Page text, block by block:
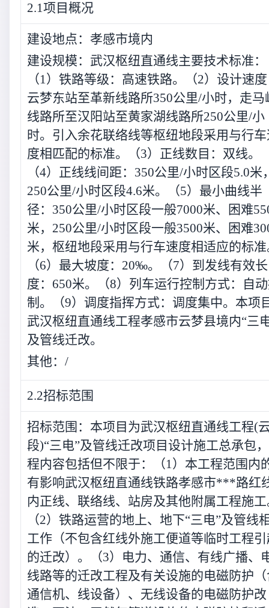
2.1项目概况
建设地点：孝感市境内
建设规模：武汉枢纽直通线主要技术标准：
（1）铁路等级：高速铁路。（2）设计速
云梦东站至革新线路所350公里/小时，走马
线路所至汉阳站至黄家湖线路所250公里/小
时。引入余花联络线等枢纽地段采用与行
度相匹配的标准。（3）正线数目：双线。
（4）正线线间距：350公里/小时区段5.0米
250公里/小时区段4.6米。（5）最小曲线半
径：350公里/小时区段一般7000米、困难
米，250公里/小时区段一般3500米、困难
米，枢纽地段采用与行车速度相适应的标
（6）最大坡度：20‰。（7）到发线有效长
度：650米。（8）列车运行控制方式：自
制。（9）调度指挥方式：调度集中。本项
武汉枢纽直通线工程孝感市云梦县境内“三
及管线迁改。
其他：/
2.2招标范围
招标范围：本项目为武汉枢纽直通线工程(
段)“三电”及管线迁改项目设计施工总承包
程内容包括但不限于：（1）本工程范围内
有影响武汉枢纽直通线铁路孝感市***路红
内正线、联络线、站房及其他附属工程施
（2）铁路运营的地上、地下“三电”及管线
工作（不包含红线外施工便道等临时工程
的迁改）。（3）电力、通信、有线广播、
线路等的迁改工程及有关设施的电磁防护
通信机、线设备）、无线设备的电磁防护改